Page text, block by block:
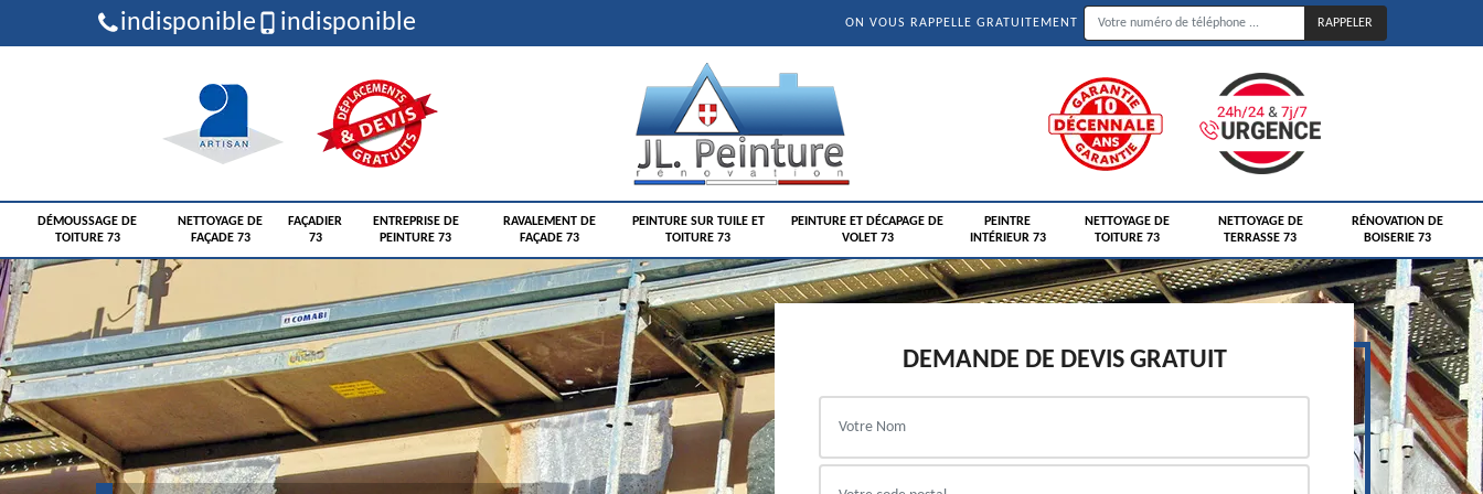
indisponible indisponible ON VOUS RAPPELLE GRATUITEMENT
DÉMOUSSAGE DE
TOITURE 73
NETTOYAGE DE
FAÇADE 73
FAÇADIER
73
ENTREPRISE DE
PEINTURE 73
RAVALEMENT DE
FAÇADE 73
PEINTURE SUR TUILE ET
TOITURE 73
PEINTURE ET DÉCAPAGE DE
VOLET 73
PEINTRE
INTÉRIEUR 73
NETTOYAGE DE
TOITURE 73
NETTOYAGE DE
TERRASSE 73
RÉNOVATION DE
BOISERIE 73
DEMANDE DE DEVIS GRATUIT